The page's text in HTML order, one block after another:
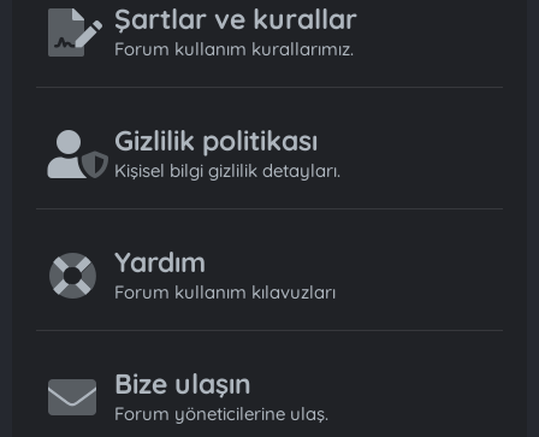
Şartlar ve kurallar
Forum kullanım kurallarımız.
Gizlilik politikası
Kişisel bilgi gizlilik detayları.
Yardım
Forum kullanım kılavuzları
Bize ulaşın
Forum yöneticilerine ulaş.